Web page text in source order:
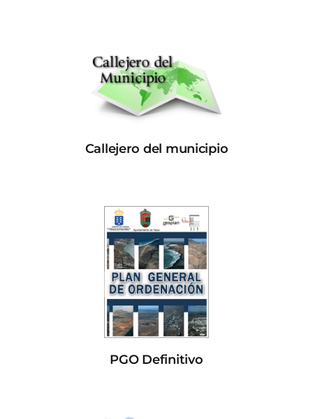
Callejero del municipio
PGO Definitivo